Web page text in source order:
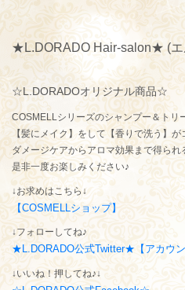
★L.DORADO Hair-salon★ (エ
☆L.DORADOオリジナル商品☆
COSMELLシリーズのシャンプー＆トリ
【髪にメイク】をして【香りで洗う】が
ダメージケアからアロマ効果まで得ら
是非一度お楽しみください♪
↓お求めはこちら↓
【COSMELLショップ】
↓フォローしてね♪
★L.DORADO公式Twitter★【アカウン
↓いいね！押してね♪↓